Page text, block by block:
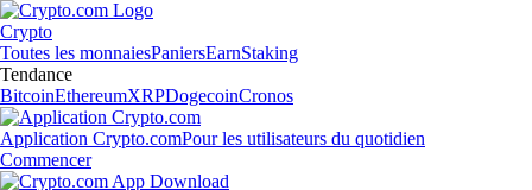
Crypto
Toutes les monnaiesPaniersEarnStaking
Tendance
BitcoinEthereumXRPDogecoinCronos
Application Crypto.comPour les utilisateurs du quotidien
Commencer